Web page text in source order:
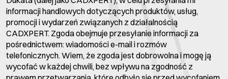
informacji handlowych dotyczących produktów, usług,
promocji i wydarzeń związanych z działalnością
CADXPERT. Zgoda obejmuje przesyłanie informacji za
pośrednictwem: wiadomości e-mail i rozmów
telefonicznych. Wiem, że zgoda jest dobrowolna i mogę ją
wycofać w każdej chwili, bez wpływu na zgodność z